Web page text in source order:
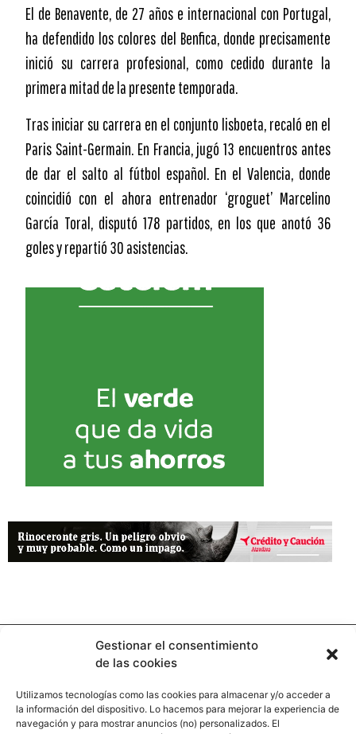
Gestionar el consentimiento
de las cookies
Utilizamos tecnologías como las cookies para almacenar y/o acceder a
la información del dispositivo. Lo hacemos para mejorar la experiencia de
navegación y para mostrar anuncios (no) personalizados. El
El de Benavente, de 27 años e internacional con Portugal,
ha defendido los colores del Benfica, donde precisamente
inició su carrera profesional, como cedido durante la
primera mitad de la presente temporada.
Tras iniciar su carrera en el conjunto lisboeta, recaló en el
Paris Saint-Germain. En Francia, jugó 13 encuentros antes
de dar el salto al fútbol español. En el Valencia, donde
coincidió con el ahora entrenador ‘groguet’ Marcelino
García Toral, disputó 178 partidos, en los que anotó 36
goles y repartió 30 asistencias.
Contacto